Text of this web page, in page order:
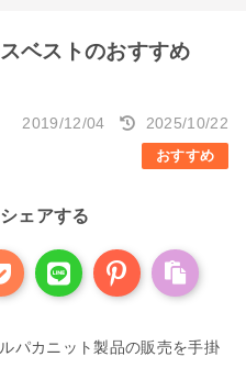
ベストのおすすめ
2019/12/04
2025/10/22
おすすめ
ェアする
パカニット製品の販売を手掛